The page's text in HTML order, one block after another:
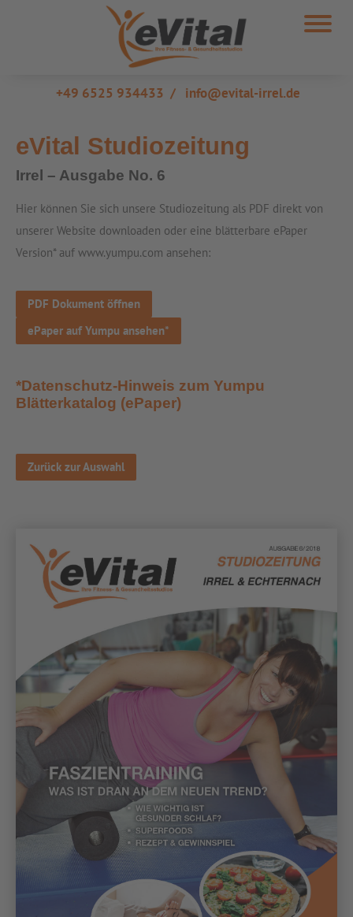
+49 6525 934433 / info@evital-irrel.de
eVital Studiozeitung
Irrel – Ausgabe No. 6
Hier können Sie sich unsere Studiozeitung als PDF direkt von
unserer Website downloaden oder eine blätterbare ePaper
Version* auf www.yumpu.com ansehen:
PDF Dokument öffnen
ePaper auf Yumpu ansehen*
*Datenschutz-Hinweis zum Yumpu
Blätterkatalog (ePaper)
Zurück zur Auswahl